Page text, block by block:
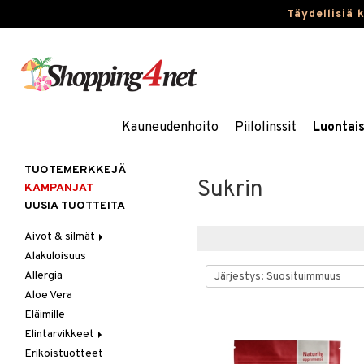
Täydellisiä
Kauneudenhoito Piilolinssit
Sukrin
TUOTEMERKKEJÄ
KAMPANJAT
UUSIA TUOTTEITA
Aivot & silmät
Muisti
Rasvahapot
Silmät
Alakuloisuus
Allergia
Aloe Vera
Eläimille
Elintarvikkeet
Hedelmät & pähkinät
Erikoistuotteet